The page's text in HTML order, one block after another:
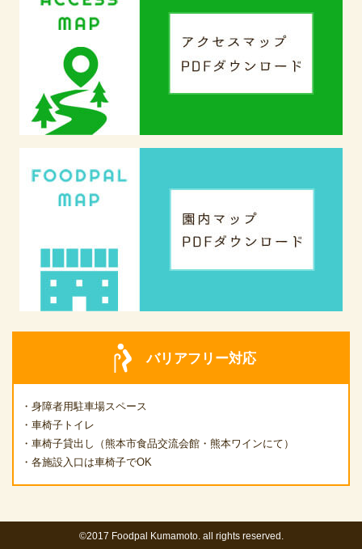
バリアフリー対応
・身障者用駐車場スペース
・車椅子トイレ
・車椅子貸出し（熊本市食品交流会館・熊本ワインにて）
・各施設入口は車椅子でOK
©2017 Foodpal Kumamoto. all rights reserved.